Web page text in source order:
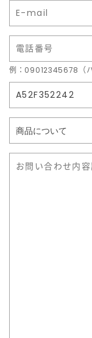
例：09012345678（ハ